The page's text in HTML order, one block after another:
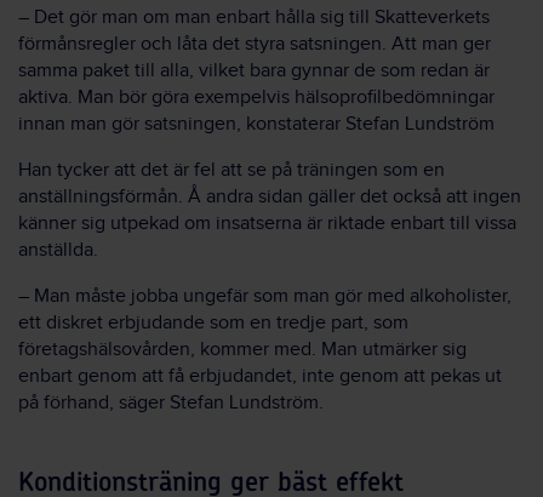
– Det gör man om man enbart hålla sig till Skatteverkets
förmånsregler och låta det styra satsningen. Att man ger
samma paket till alla, vilket bara gynnar de som redan är
aktiva. Man bör göra exempelvis hälsoprofilbedömningar
innan man gör satsningen, konstaterar Stefan Lundström
Han tycker att det är fel att se på träningen som en
anställningsförmån. Å andra sidan gäller det också att ingen
känner sig utpekad om insatserna är riktade enbart till vissa
anställda.
– Man måste jobba ungefär som man gör med alkoholister,
ett diskret erbjudande som en tredje part, som
företagshälsovården, kommer med. Man utmärker sig
enbart genom att få erbjudandet, inte genom att pekas ut
på förhand, säger Stefan Lundström.
Konditionsträning ger bäst effekt